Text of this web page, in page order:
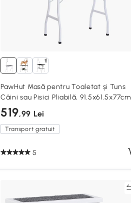
PawHut Masă pentru Toaletat și Tuns
Câini sau Pisici Pliabilă, 91.5x61.5x77cm
519,99 Lei
Transport gratuit
5